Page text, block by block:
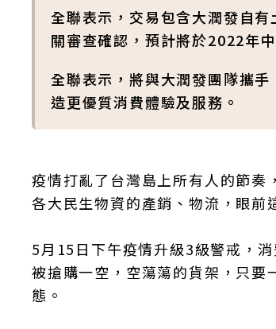
全聯表示，交易包含大潤發自
關審查確認，預計將於2022年中
全聯表示，將與大潤發團隊攜
造更優質消費體驗及服務。
疫情打亂了台灣島上所有人的節奏
各大民生物資的產銷、物流，眼前
5月15日下午疫情升級3級警戒，
被搶購一空，空蕩蕩的貨架，只要
態。